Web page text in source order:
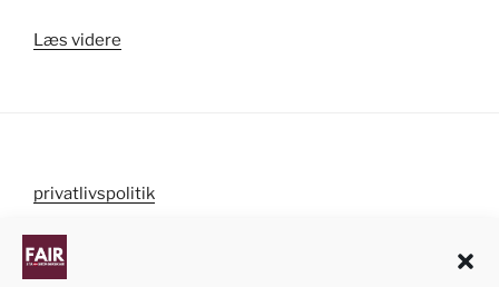
Læs videre
en
privatlivspolitik
cookiepolitik